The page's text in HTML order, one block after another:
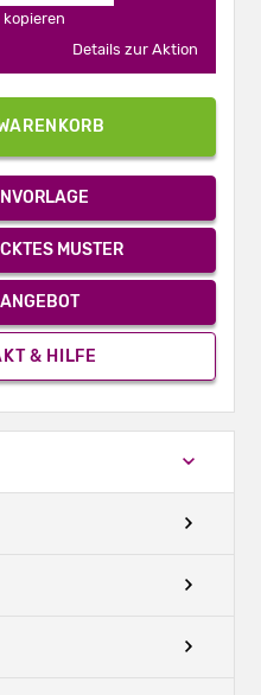
Details zur Aktion
MUSTER
& HILFE